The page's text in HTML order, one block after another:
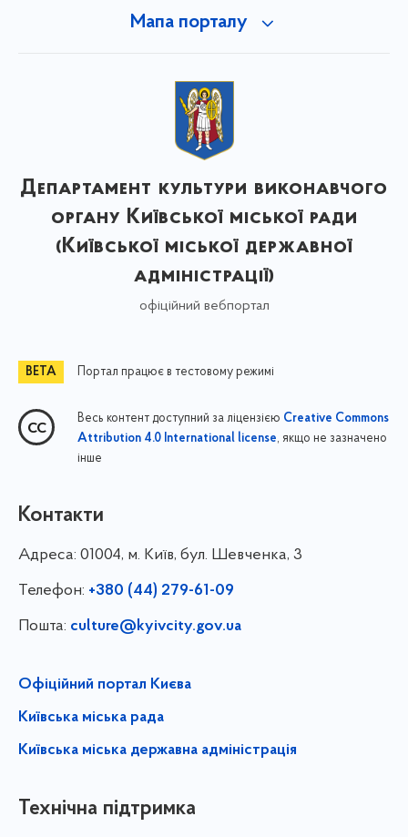
Мапа порталу
Департамент культури виконавчого
органу Київської міської ради
(Київської міської державної
адміністрації)
офіційний вебпортал
Портал працює в тестовому режимі
Весь контент доступний за ліцензією Creative Commons
Attribution 4.0 International license, якщо не зазначено
інше
Контакти
Адреса: 01004, м. Київ, бул. Шевченка, 3
Телефон: +380 (44) 279-61-09
Пошта: culture@kyivcity.gov.ua
Офіційний портал Києва
Київська міська рада
Київська міська державна адміністрація
Технічна підтримка